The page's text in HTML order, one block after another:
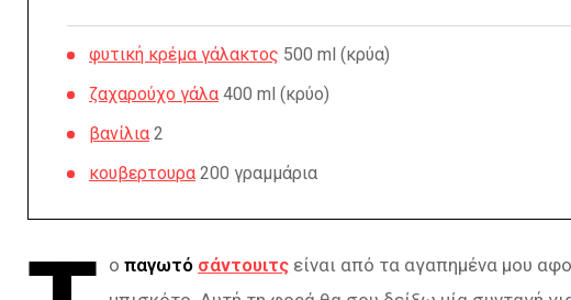
φυτική κρέμα γάλακτος 500 ml (κρύα)
ζαχαρούχο γάλα 400 ml (κρύο)
βανίλια 2
κουβερτουρα 200 γραμμάρια
οπαγωτό σάντουιτς είναι από τα αγαπημένα μου